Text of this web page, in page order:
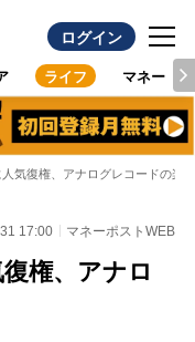
ログイン
ライフ マネー
気復権、アナログレコードの楽
17:00 マネーポストWEB
権、アナロ